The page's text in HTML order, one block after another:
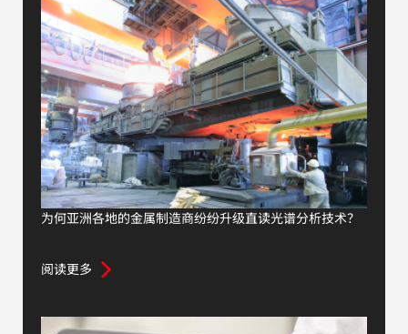
为何亚洲各地的金属制造商纷纷升级直读光谱分析技术？
阅读更多